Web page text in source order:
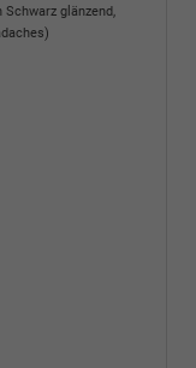
glänzend,